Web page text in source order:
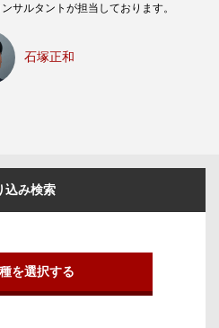
サルタントが担当しております。
石塚正和
込み検索
を選択する